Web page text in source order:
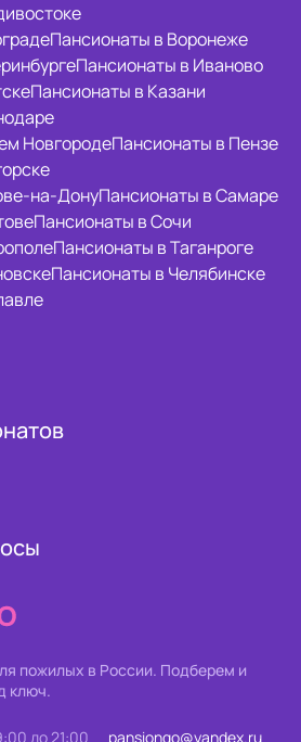
Пансионаты в Воронеже
Пансионаты в Иваново
Пансионаты в Казани
НовгородеПансионаты в Пензе
на-ДонуПансионаты в Самаре
Пансионаты в Сочи
Пансионаты в Таганроге
Пансионаты в Челябинске
пожилых в России. Подберем и
ключ.
до 21:00 pansiongo@yandex.ru